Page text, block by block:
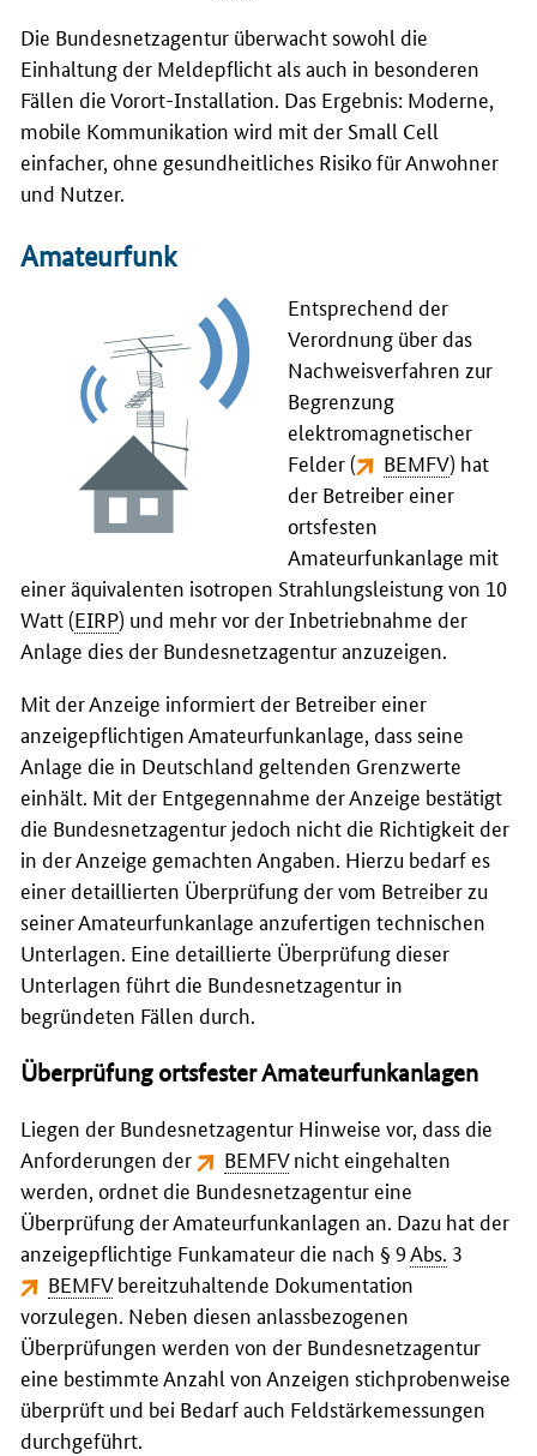
Die Bundesnetzagentur überwacht sowohl die
Einhaltung der Meldepflicht als auch in besonderen
Fällen die Vorort-Installation. Das Ergebnis: Moderne,
mobile Kommunikation wird mit der Small Cell
einfacher, ohne gesundheitliches Risiko für Anwohner
und Nutzer.
Amateurfunk
Entsprechend der
Verordnung über das
Nachweisverfahren zur
Begrenzung
elektromagnetischer
Felder (
BEMFV) hat
der Betreiber einer
ortsfesten
Amateurfunkanlage mit
einer äquivalenten isotropen Strahlungsleistung von 10
Watt (EIRP) und mehr vor der Inbetriebnahme der
Anlage dies der Bundesnetzagentur anzuzeigen.
Mit der Anzeige informiert der Betreiber einer
anzeigepflichtigen Amateurfunkanlage, dass seine
Anlage die in Deutschland geltenden Grenzwerte
einhält. Mit der Entgegennahme der Anzeige bestätigt
die Bundesnetzagentur jedoch nicht die Richtigkeit der
in der Anzeige gemachten Angaben. Hierzu bedarf es
einer detaillierten Überprüfung der vom Betreiber zu
seiner Amateurfunkanlage anzufertigen technischen
Unterlagen. Eine detaillierte Überprüfung dieser
Unterlagen führt die Bundesnetzagentur in
begründeten Fällen durch.
Überprüfung ortsfester Amateurfunkanlagen
Liegen der Bundesnetzagentur Hinweise vor, dass die
Anforderungen der
BEMFVnicht eingehalten
werden, ordnet die Bundesnetzagentur eine
Überprüfung der Amateurfunkanlagen an. Dazu hat der
anzeigepflichtige Funkamateur die nach § 9Abs. 3
BEMFVbereitzuhaltende Dokumentation
vorzulegen. Neben diesen anlassbezogenen
Überprüfungen werden von der Bundesnetzagentur
eine bestimmte Anzahl von Anzeigen stichprobenweise
überprüft und bei Bedarf auch Feldstärkemessungen
durchgeführt.